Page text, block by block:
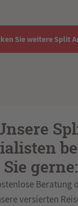
Sie weitere Split
Sie gerne:
Beratung
versierten